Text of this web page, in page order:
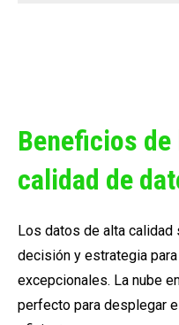
Beneficios
calidad de
Los datos de alta
decisión y estrategia
excepcionales. La nube
perfecto para desplegar